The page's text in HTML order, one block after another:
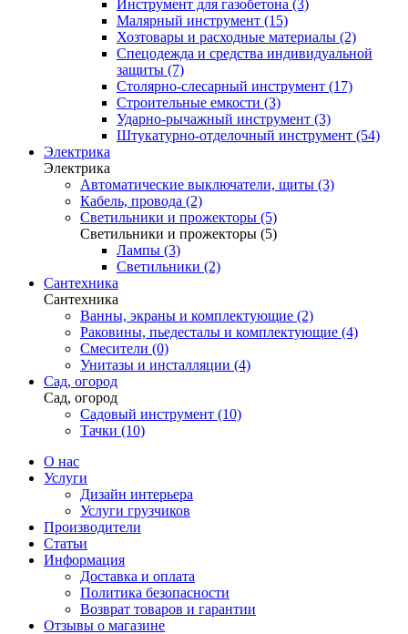
Инструмент для газобетона (3)
Малярный инструмент (15)
Хозтовары и расходные материалы (2)
Спецодежда и средства индивидуальной
защиты (7)
Столярно-слесарный инструмент (17)
Строительные емкости (3)
Ударно-рычажный инструмент (3)
Штукатурно-отделочный инструмент (54)
Электрика
Электрика
Автоматические выключатели, щиты (3)
Кабель, провода (2)
Светильники и прожекторы (5)
Светильники и прожекторы (5)
Лампы (3)
Светильники (2)
Сантехника
Сантехника
Ванны, экраны и комплектующие (2)
Раковины, пьедесталы и комплектующие (4)
Смесители (0)
Унитазы и инсталляции (4)
Сад, огород
Сад, огород
Садовый инструмент (10)
Тачки (10)
О нас
Услуги
Дизайн интерьера
Услуги грузчиков
Производители
Статьи
Информация
Доставка и оплата
Политика безопасности
Возврат товаров и гарантии
Отзывы о магазине